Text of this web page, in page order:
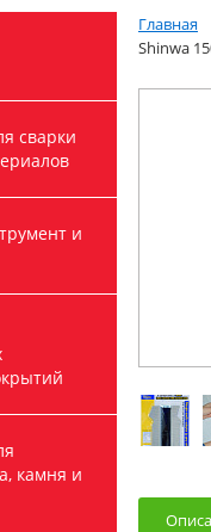
сварки
и
камня и
Главная
Shinwa